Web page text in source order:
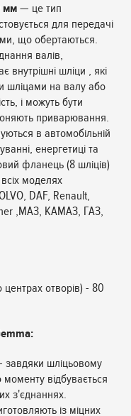
мм — це тип
для передачі
що обертаються.
валів,
внутрішні шліци , які
шліцами на валу або
і можуть бути
приварювання.
в автомобільній
енергетиці та
фланець (8 шліців)
моделях
DAF, Renault,
,МАЗ, КАМАЗ, ГАЗ,
центрах отворів) - 80
завдяки шліцьовому
відбувається
з'єднаннях.
із міцних